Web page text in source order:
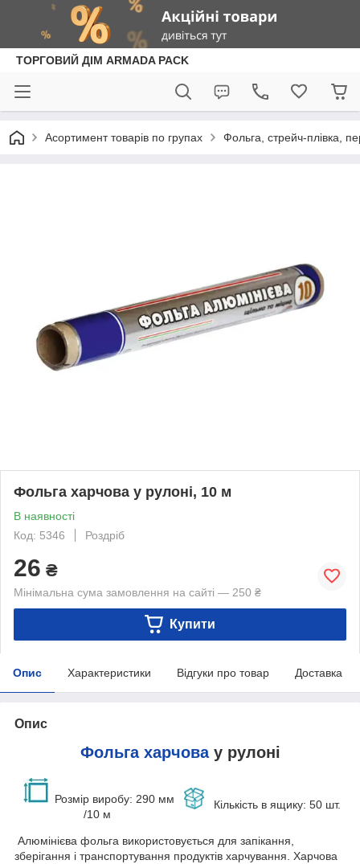
ТОРГОВИЙ ДІМ ARMADA PACK
Асортимент товарів по групах Фольга, стрейч-плівка,
Фольга харчова у рулоні, 10 м
В наявності
Код: 5346
Роздріб
26 ₴
Мінімальна сума замовлення на сайті — 250 ₴
Купити
Опис Характеристики Відгуки про товар Доставка
Опис
Фольга харчовау рулоні
Розмір виробу: 290 мм
/10 м
Кількість в ящику: 50 шт.
Алюмінієва фольга використовується для запікання,
зберігання і транспортування продуктів харчування. Харчова